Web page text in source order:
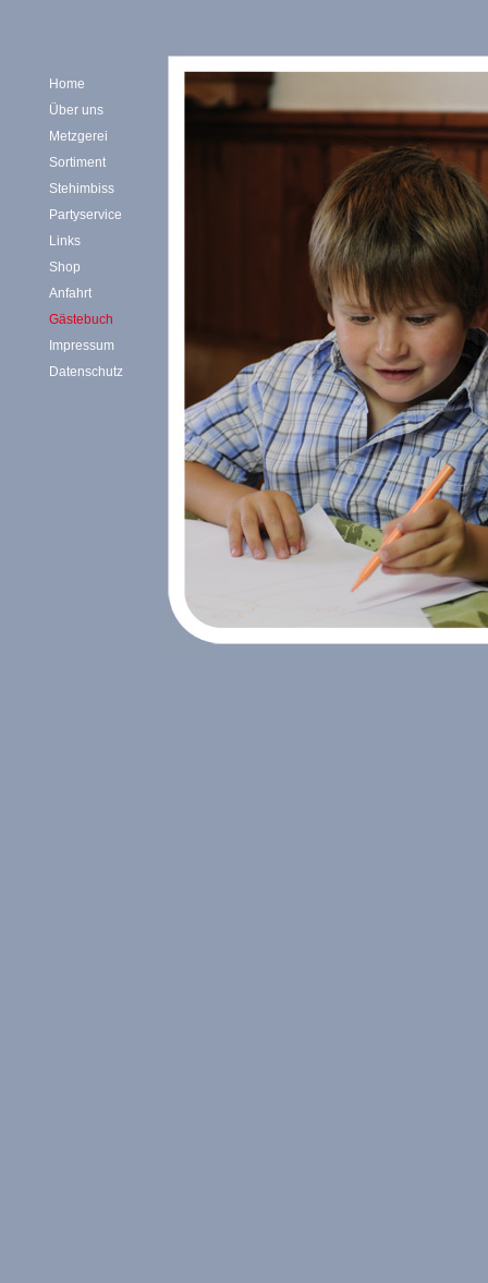
Home
Über uns
Metzgerei
Sortiment
Stehimbiss
Partyservice
Links
Shop
Anfahrt
Gästebuch
Impressum
Datenschutz